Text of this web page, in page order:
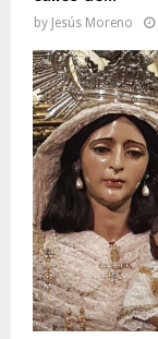
by Jesús Moreno